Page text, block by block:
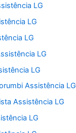
LG
LG
LG
LG
LG
Assistência LG
Assistência LG
LG